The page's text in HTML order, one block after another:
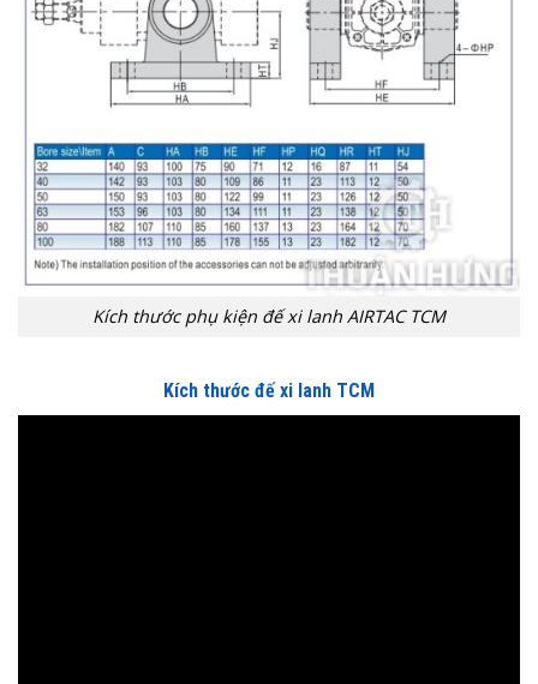
Kích thước phụ kiện đế xi lanh AIRTAC TCM
Kích thước đế xi lanh TCM